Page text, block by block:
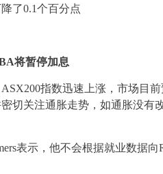
了0.1个百分点
将暂停加息
指数迅速上涨，市场目
切关注通胀走势，如通胀没有
表示，他不会根据就业数据